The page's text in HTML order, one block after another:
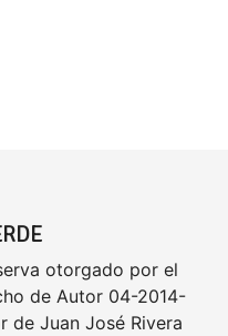
otorgado por el
de Autor 04-2014-
de Juan José Rivera